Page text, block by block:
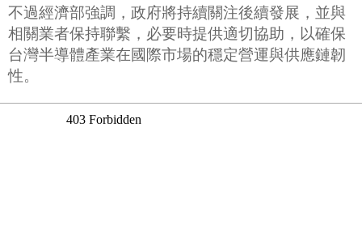
不過經濟部強調，政府將持續關注後續發展，並與
相關業者保持聯繫，必要時提供適切協助，以確保
台灣半導體產業在國際市場的穩定營運與供應鏈韌
性。